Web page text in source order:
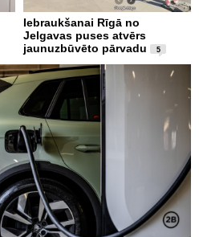
Iebraukšanai Rīgā no
Jelgavas puses atvērs
jaunuzbūvēto pārvadu
5